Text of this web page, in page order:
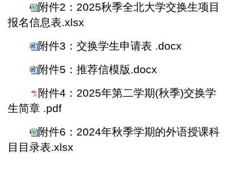
附件2：2025秋季全北大学交换生项目
报名信息表.xlsx
附件3：交换学生申请表 .docx
附件5：推荐信模版.docx
附件4：2025年第二学期(秋季)交换学
生简章 .pdf
附件6：2024年秋季学期的外语授课科
目目录表.xlsx